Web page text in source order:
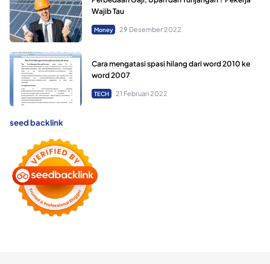
Wajib Tau
Money 29 Desember 2022
Cara mengatasi spasi hilang dari word 2010 ke
word 2007
TECH 21 Februari 2022
seed backlink